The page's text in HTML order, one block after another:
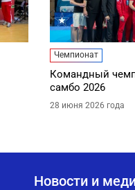
Чемпионат
Командный
самбо 2026
28 июня 2026 года
Новости и